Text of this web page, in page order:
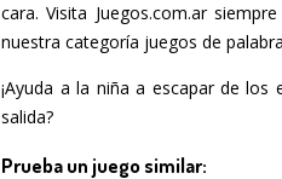
cara. Visita Juegos.com.ar
nuestra categoría juegos de
¡Ayuda a la niña a escapar de los
salida?
Prueba un juego similar: